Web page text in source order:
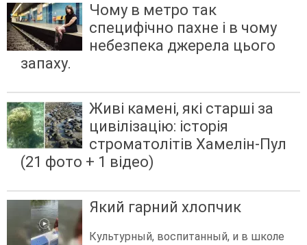
Чому в метро так
специфічно пахне і в чому
небезпека джерела цього
запаху.
Живі камені, які старші за
цивілізацію: історія
строматолітів Хамелін-Пул
(21 фото + 1 відео)
Який гарний хлопчик
Культурный, воспитанный, и в школе